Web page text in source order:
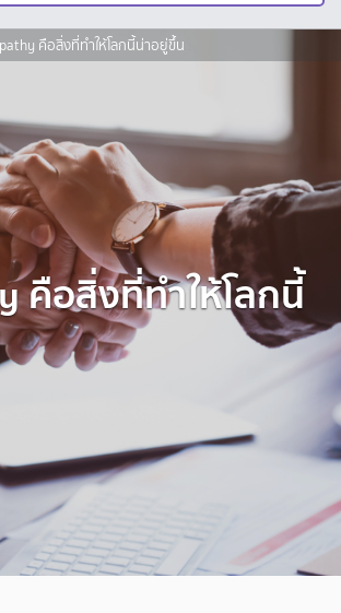
คือสิ่งที่ทำให้โลกนี้น่าอยู่ขึ้น
คือสิ่งที่ทำให้โลกนี้